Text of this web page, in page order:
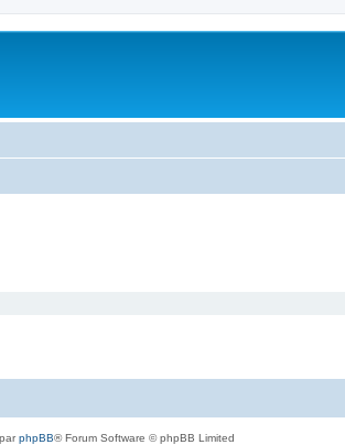
phpBB® Forum Software © phpBB Limited